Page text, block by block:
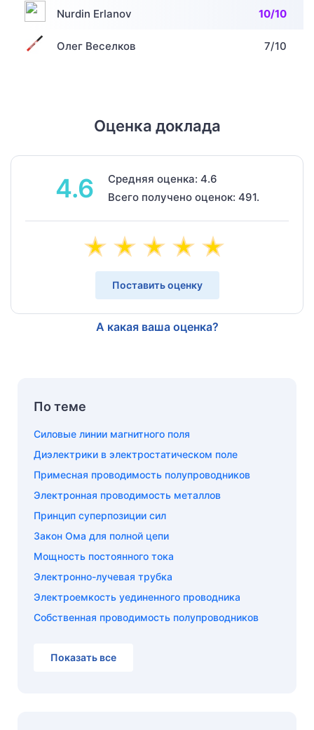
Nurdin Erlanov 10/10
Олег Веселков 7/10
Оценка доклада
4.6
Средняя оценка: 4.6
Всего получено оценок: 491.
Поставить оценку
А какая ваша оценка?
По теме
Силовые линии магнитного поля
Диэлектрики в электростатическом поле
Примесная проводимость полупроводников
Электронная проводимость металлов
Принцип суперпозиции сил
Закон Ома для полной цепи
Мощность постоянного тока
Электронно-лучевая трубка
Электроемкость уединенного проводника
Собственная проводимость полупроводников
Показать все